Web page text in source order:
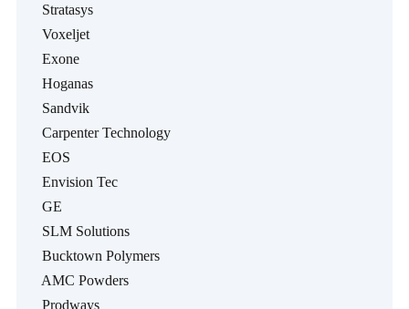
Stratasys
Voxeljet
Exone
Hoganas
Sandvik
Carpenter Technology
EOS
Envision Tec
GE
SLM Solutions
Bucktown Polymers
AMC Powders
Prodways